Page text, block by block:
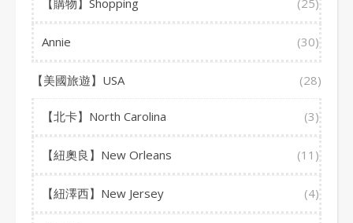
【購物】Shopping (25)
Annie (30)
【美國旅遊】USA (28)
【北卡】North Carolina (3)
【紐奧良】New Orleans (11)
【紐澤西】New Jersey (4)